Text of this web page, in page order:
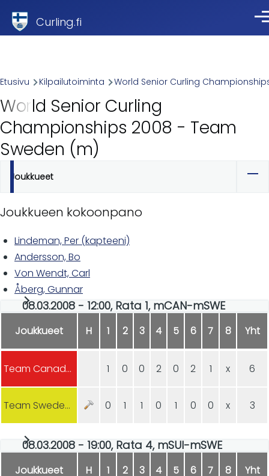
Curling.fi
Breadcrumb
Etusivu Kilpailutoiminta World Senior Curling
World Senior Curling
Championships 2008 - Team
Sweden (m)
Ensisijaiset
välilehdet
Joukkueet
Joukkueen kokoonpano
Lindeman, Per (kapteeni)
Andersson, Bo
Von Wendt, Carl
Åberg, Gunnar
08.03.2008 - 12:00, Rata 1, mCAN-mSWE
Joukkueet H 1 2 3 4 5 6 7 8 Yht
Team Canada (m) 1 0 0 2 0 2 1 x 6
Team Sweden (m) 0 1 1 0 1 0 0 x 3
08.03.2008 - 19:00, Rata 4, mSUI-mSWE
Joukkueet H 1 2 3 4 5 6 7 8 Yht